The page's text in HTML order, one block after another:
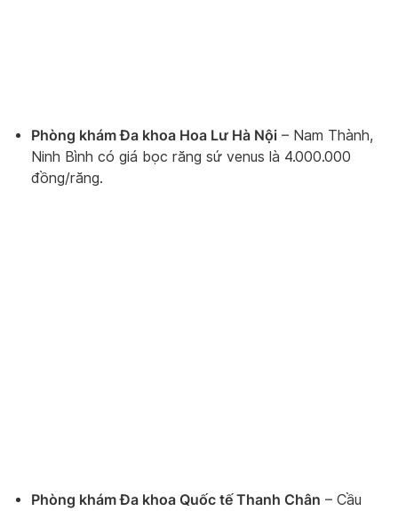
Phòng khám Đa khoa Hoa Lư Hà Nội – Nam Thành,
Ninh Bình có giá bọc răng sứ venus là 4.000.000
đồng/răng.
Phòng khám Đa khoa Quốc tế Thanh Chân – Cầu